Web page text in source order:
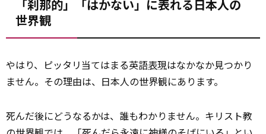
「刹那的」「はかない」に表れる日本人の
世界観
やはり、ピッタリ当てはまる英語表現はなかなか見つかり
ません。その理由は、日本人の世界観にあります。
死んだ後にどうなるかは、誰もわかりません。キリスト教